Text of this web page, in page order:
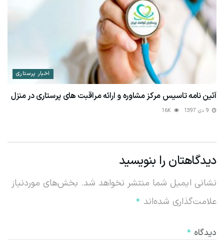
اخبار پرستاری
آئين نامه تاسيس مركز مشاوره و ارائه مراقبت های پرستاری در منزل
دیدگاهتان را بنویسید
نشانی ایمیل شما منتشر نخواهد شد. بخش‌های موردنیاز
علامت‌گذاری شده‌اند *
دیدگاه *